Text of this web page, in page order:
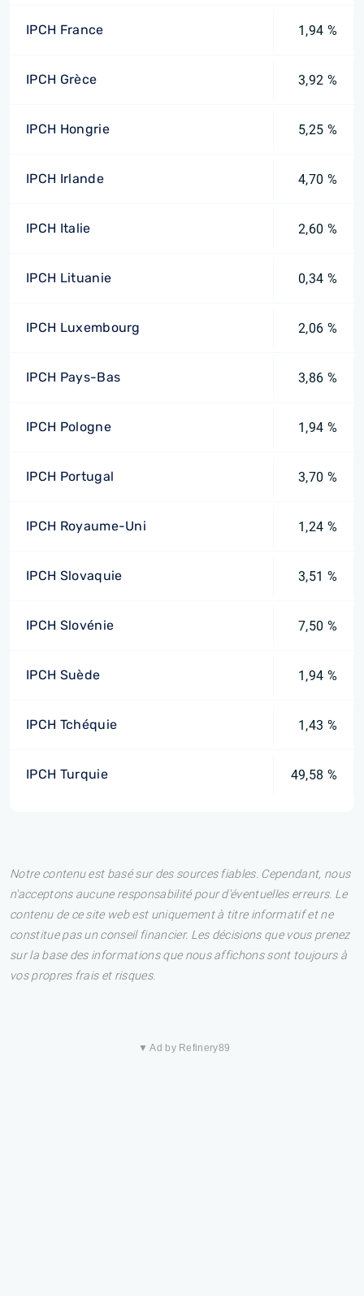
IPCH France 1,94 %
IPCH Grèce 3,92 %
IPCH Hongrie 5,25 %
IPCH Irlande 4,70 %
IPCH Italie 2,60 %
IPCH Lituanie 0,34 %
IPCH Luxembourg 2,06 %
IPCH Pays-Bas 3,86 %
IPCH Pologne 1,94 %
IPCH Portugal 3,70 %
IPCH Royaume-Uni 1,24 %
IPCH Slovaquie 3,51 %
IPCH Slovénie 7,50 %
IPCH Suède 1,94 %
IPCH Tchéquie 1,43 %
IPCH Turquie 49,58 %
Notre contenu est basé sur des sources fiables. Cependant, nous
n'acceptons aucune responsabilité pour d'éventuelles erreurs. Le
contenu de ce site web est uniquement à titre informatif et ne
constitue pas un conseil financier. Les décisions que vous prenez
sur la base des informations que nous affichons sont toujours à
vos propres frais et risques.
▼ Ad by Refinery89